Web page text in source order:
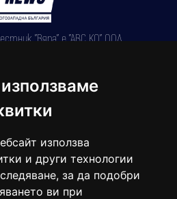
използва
и други технологии
за да подобри
ви при
"Вяра" е "АВС КО" ООД,
43